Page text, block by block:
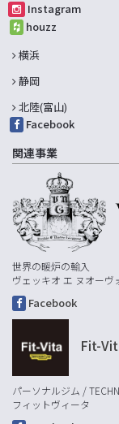
Instagram
houzz
横浜
静岡
北陸(富山)
Facebook
関連事業
世界の暖炉の輸入
ヴェッキオ エ ヌオーヴ
Facebook
Fit-
パーソナルジム /
フィットヴィータ